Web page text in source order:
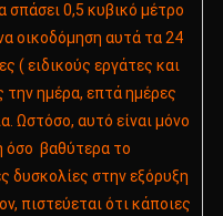
σπάσει 0,5 κυβικό μέτρο
οικοδόμηση αυτά τα 24
( ειδικούς εργάτες και
την ημέρα, επτά ημέρες
Ωστόσο, αυτό είναι μόνο
όσο βαθύτερα το
δυσκολίες στην εξόρυξη
πιστεύεται ότι κάποιες